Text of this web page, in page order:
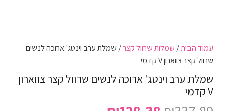
עמוד הבית/ שמלות שרוול קצר/ שמלת ערב וינטג' ארוכה לנשים
שרוול קצר צווארון V קדמי
שמלת ערב וינטג' ארוכה לנשים שרוול קצר צווארון
V קדמי